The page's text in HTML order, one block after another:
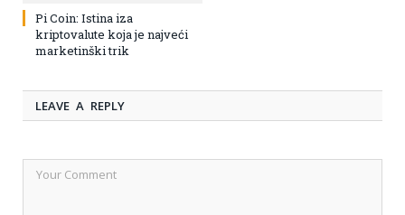
Pi Coin: Istina iza
kriptovalute koja je najveći
marketinški trik
LEAVE A REPLY